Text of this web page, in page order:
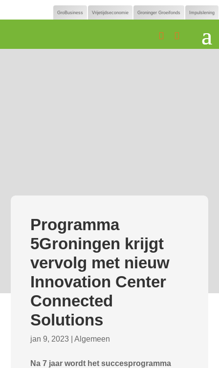
GroBusiness Vrijetijdseconomie Groninger Groeifonds Impulslening
 
Programma
5Groningen krijgt
vervolg met nieuw
Innovation Center
Connected
Solutions
jan 9, 2023 |Algemeen
Na 7 jaar wordt het succesprogramma